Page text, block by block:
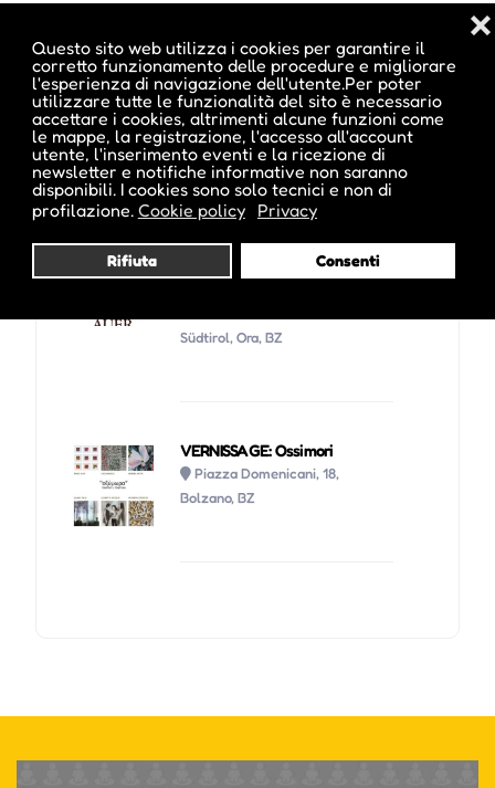
Questo sito web utilizza i cookies per garantire il
corretto funzionamento delle procedure e migliorare
l'esperienza di navigazione dell'utente.Per poter
utilizzare tutte le funzionalità del sito è necessario
accettare i cookies, altrimenti alcune funzioni come
le mappe, la registrazione, l'accesso all'account
utente, l'inserimento eventi e la ricezione di
newsletter e notifiche informative non saranno
disponibili. I cookies sono solo tecnici e non di
profilazione. Cookie policy Privacy
Rifiuta Consenti
❌
GEOescursione nella gola del
Bletterbach da Aldino
Lerch, 40, Aldino, BZ
L'evento si tiene dal 02 Lug 2026
al 27 Ago 2026
Cäcilienkonzert der
Südtirol, Ora, BZ
VERNISSAGE: Ossimori
Piazza Domenicani, 18,
Bolzano, BZ